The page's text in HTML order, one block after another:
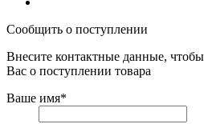
Сообщить о поступлении
Внесите контактные данные,
Вас о поступлении товара
Ваше имя*